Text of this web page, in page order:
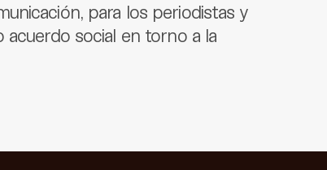
para los periodistas y
acuerdo social en torno a la